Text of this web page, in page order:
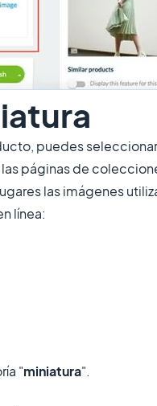
puedes
páginas de
las imágenes
línea:
"miniatura".